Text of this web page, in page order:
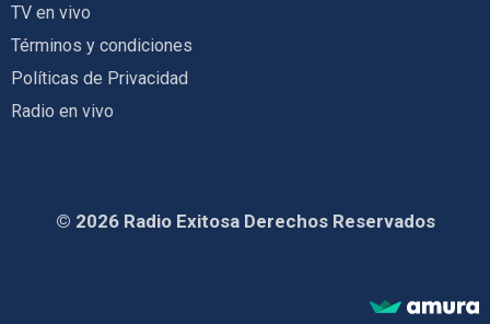
TV en vivo
Términos y condiciones
Políticas de Privacidad
Radio en vivo
© 2026 Radio Exitosa Derechos Reservados